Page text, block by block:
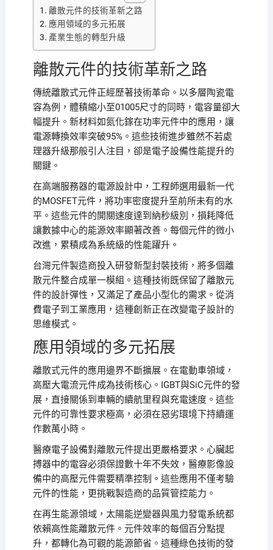
離散元件的技術革新之路
應用領域的多元拓展
產業生態的轉型升級
離散元件的技術革新之路
傳統離散式元件正經歷著技術革命。以多層陶瓷電
容為例，體積縮小至01005尺寸的同時，電容量卻大
幅提升。新材料如氮化鎵在功率元件中的應用，讓
電源轉換效率突破95%。這些技術進步雖然不若處
理器升級那般引人注目，卻是電子設備性能提升的
關鍵。
在高端服務器的電源設計中，工程師選用最新一代
的MOSFET元件，將功率密度提升至前所未有的水
平。這些元件的開關速度達到納秒級別，損耗降低
讓數據中心的能源效率顯著改善。每個元件的微小
改進，累積成為系統級的性能躍升。
台灣元件製造商投入研發新型封裝技術，將多個離
散元件整合成單一模組。這種技術既保留了離散元
件的設計彈性，又滿足了產品小型化的需求。從消
費電子到工業應用，這種創新正在改變電子設計的
思維模式。
應用領域的多元拓展
離散式元件的應用邊界不斷擴展。在電動車領域，
高壓大電流元件成為技術核心。IGBT與SiC元件的發
展，直接關係到車輛的續航里程與充電速度。這些
元件的可靠性要求極高，必須在惡劣環境下持續運
作數萬小時。
醫療電子設備對離散元件提出更嚴格要求。心臟起
搏器中的電容必須保證數十年不失效，醫療影像設
備中的高壓元件需要精準控制。這些應用不僅考驗
元件的性能，更挑戰製造商的品質管控能力。
在再生能源領域，太陽能逆變器與風力發電系統都
依賴高性能離散元件。元件效率的每個百分點提
升，都轉化為可觀的能源節省。這種綠色技術的發